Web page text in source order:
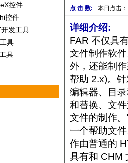
控件
控件
开发工具
具
具
点 击 数: 本日点击：
详细介绍:
FAR 不仅具
文件制作软
外，还能制
帮助 2.x)。
编辑器、目
和替换、文
文件的制作
一个帮助文
作由普通的
具有和 CHM